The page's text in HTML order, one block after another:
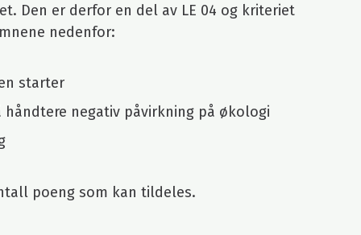
Den er derfor en del av LE 04 og kriteriet
nedenfor:
starter
negativ påvirkning på økologi
poeng som kan tildeles.